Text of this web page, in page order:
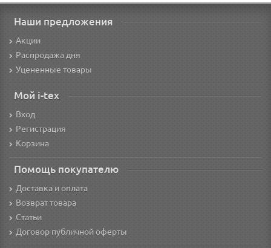
Наши предложения
Акции
Распродажа дня
Уцененные товары
Мой i-tex
Вход
Регистрация
Корзина
Помощь покупателю
Доставка и оплата
Возврат товара
Статьи
Договор публичной оферты